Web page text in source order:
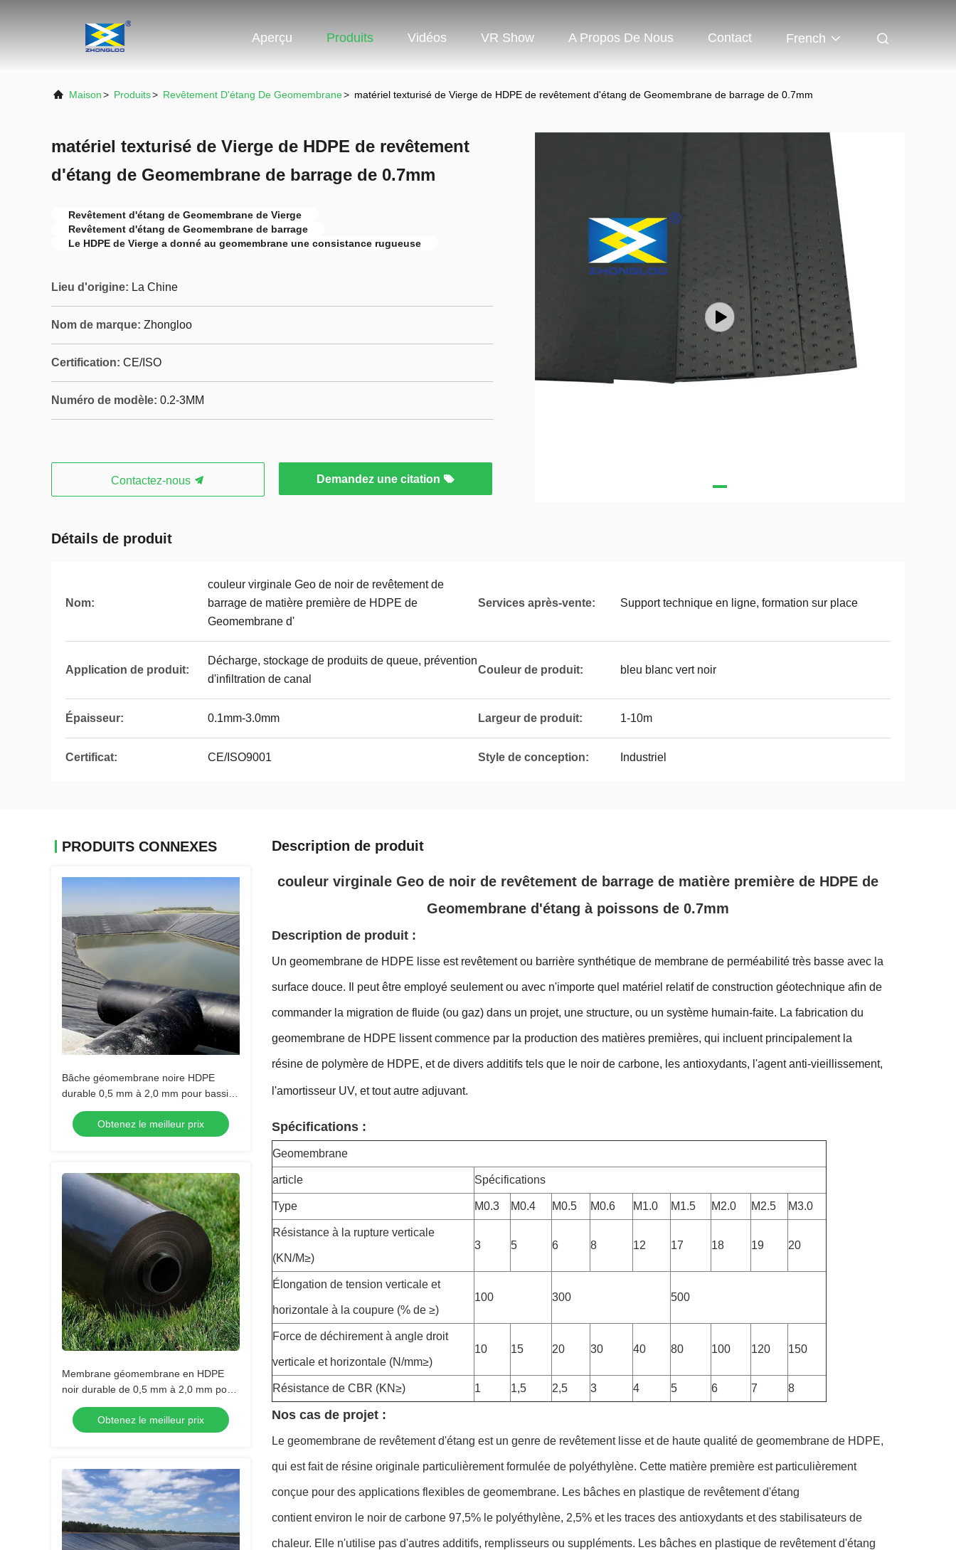
Aperçu Produits Vidéos VR Show A Propos De Nous Contact French
Maison> Produits> Revêtement D'étang De Geomembrane> matériel texturisé de Vierge de HDPE de revêtement d'étang de Geomembrane de barrage de 0.7mm
matériel texturisé de Vierge de HDPE de revêtement
d'étang de Geomembrane de barrage de 0.7mm
Revêtement d'étang de Geomembrane de Vierge
Revêtement d'étang de Geomembrane de barrage
Le HDPE de Vierge a donné au geomembrane une consistance rugueuse
Lieu d'origine: La Chine
Nom de marque: Zhongloo
Certification: CE/ISO
Numéro de modèle: 0.2-3MM
Contactez-nous Demandez une citation
Détails de produit
Nom:
couleur virginale Geo de noir de revêtement de
barrage de matière première de HDPE de
Geomembrane d'
Services après-vente: Support technique en ligne, formation sur place
Application de produit:
Décharge, stockage de produits de queue, prévention
d'infiltration de canal
Couleur de produit: bleu blanc vert noir
Épaisseur: 0.1mm-3.0mm Largeur de produit: 1-10m
Certificat: CE/ISO9001 Style de conception: Industriel
PRODUITS CONNEXES
Bâche géomembrane noire HDPE
durable 0,5 mm à 2,0 mm pour bassins
de poissons circulaires, étangs
d'aquaculture, réservoirs de stockage
d'eau et applications d'étanchéité de
Obtenez le meilleur prix
Membrane géomembrane en HDPE
noir durable de 0,5 mm à 2,0 mm pour
bassins à poissons circulaires,
stockage d'eau en aquaculture,
réservoirs et applications d'étanchéité
Obtenez le meilleur prix
Description de produit
couleur virginale Geo de noir de revêtement de barrage de matière première de HDPE de
Geomembrane d'étang à poissons de 0.7mm
Description de produit :
Un geomembrane de HDPE lisse est revêtement ou barrière synthétique de membrane de perméabilité très basse avec la
surface douce. Il peut être employé seulement ou avec n'importe quel matériel relatif de construction géotechnique afin de
commander la migration de fluide (ou gaz) dans un projet, une structure, ou un système humain-faite. La fabrication du
geomembrane de HDPE lissent commence par la production des matières premières, qui incluent principalement la
résine de polymère de HDPE, et de divers additifs tels que le noir de carbone, les antioxydants, l'agent anti-vieillissement,
l'amortisseur UV, et tout autre adjuvant.
Spécifications :
Geomembrane
article Spécifications
Type M0.3 M0.4 M0.5 M0.6 M1.0 M1.5 M2.0 M2.5 M3.0
Résistance à la rupture verticale
(KN/M≥)
3 5 6 8 12 17 18 19 20
Élongation de tension verticale et
horizontale à la coupure (% de ≥)
100 300 500
Force de déchirement à angle droit
verticale et horizontale (N/mm≥)
10 15 20 30 40 80 100 120 150
Résistance de CBR (KN≥) 1 1,5 2,5 3 4 5 6 7 8
Nos cas de projet :
Le geomembrane de revêtement d'étang est un genre de revêtement lisse et de haute qualité de geomembrane de HDPE,
qui est fait de résine originale particulièrement formulée de polyéthylène. Cette matière première est particulièrement
conçue pour des applications flexibles de geomembrane. Les bâches en plastique de revêtement d'étang
contient environ le noir de carbone 97,5% le polyéthylène, 2,5% et les traces des antioxydants et des stabilisateurs de
chaleur. Elle n'utilise pas d'autres additifs, remplisseurs ou suppléments. Les bâches en plastique de revêtement d'étang